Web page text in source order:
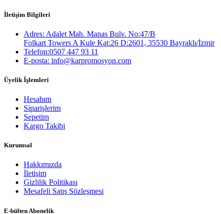
İletişim Bilgileri
Adres: Adalet Mah. Manas Bulv. No:47/B
Folkart Towers A Kule Kat:26 D:2601, 35530 Bayraklı/İzmir
Telefon:0507 447 93 11
E-posta: info@karpromosyon.com
Üyelik İşlemleri
Hesabım
Siparişlerim
Sepetim
Kargo Takibi
Kurumsal
Hakkımızda
İletişim
Gizlilik Politikası
Mesafeli Satış Sözleşmesi
E-bülten Abonelik